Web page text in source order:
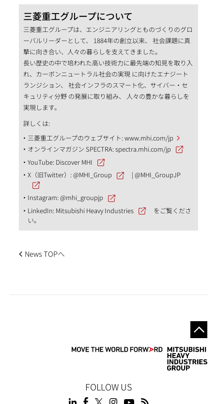
三菱重工グループについて
三菱重工グループは、エンジニアリングとものづくりのグロ
ーバルリーダーとして、 1884年の創立以来、 社会課題に真
摯に向き合い、人々の暮らしを支えてきました。
長い歴史の中で培われた高い技術力に最先端の知見を取り入
れ、カーボンニュートラル社会の実現 に向けたエナジート
ランジション、 社会インフラのスマート化、サイバー・セ
キュリティ分野 の発展に取り組み、 人々の豊かな暮らしを
実現します。
詳しくは:
三菱重工グループのウェブサイト:www.mhi.com/jp
オンラインマガジン SPECTRA:spectra.mhi.com/jp
YouTube: Discover MHI
X（旧Twitter）:@MHI_Group |@MHI_GroupJP
Instagram:@mhi_groupjp
LinkedIn: Mitsubishi Heavy Industries
をご覧くださ
い。
News TOPへ
FOLLOW US